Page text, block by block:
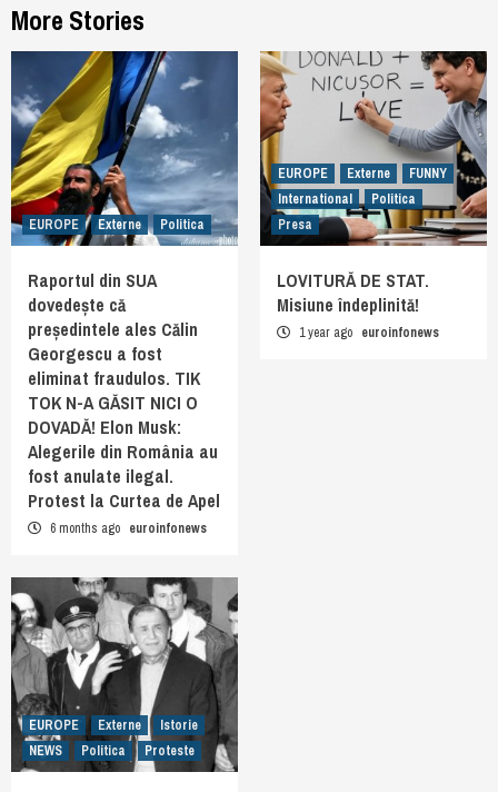
More Stories
EUROPE Externe Politica
Raportul din SUA
dovedește că
președintele ales Călin
Georgescu a fost
eliminat fraudulos. TIK
TOK N-A GĂSIT NICI O
DOVADĂ! Elon Musk:
Alegerile din România au
fost anulate ilegal.
Protest la Curtea de Apel
6 months ago euroinfonews
EUROPE Externe
FUNNY
International
Politica
Presa
LOVITURĂ DE STAT.
Misiune îndeplinită!
1 year ago euroinfonews
EUROPE Externe
Istorie
NEWS
Politica Proteste